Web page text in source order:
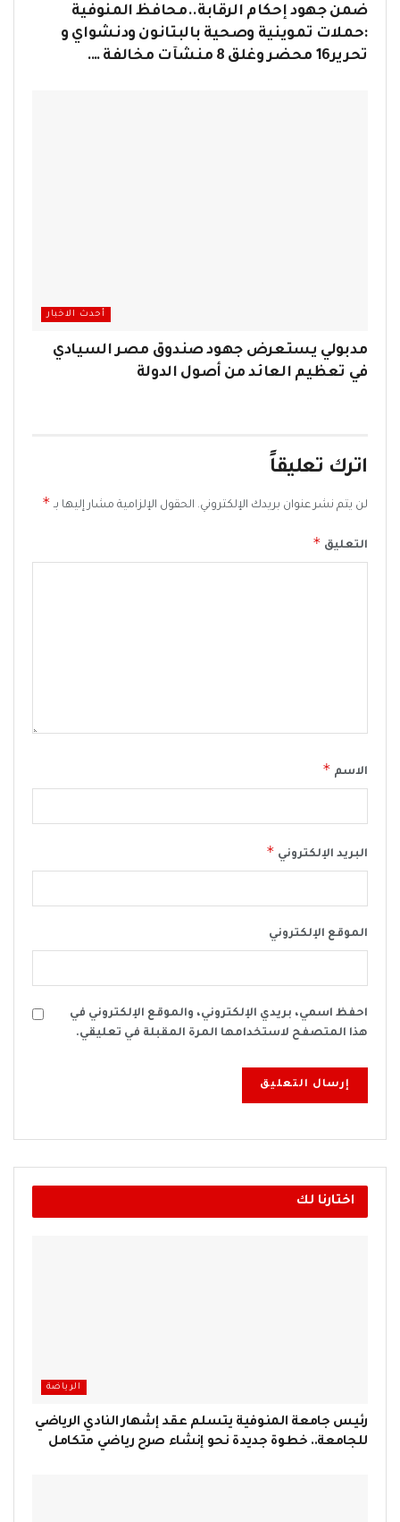
ضمن جهود إحكام الرقابة..محافظ المنوفية
:حملات تموينية وصحية بالبتانون ودنشواي و
تحرير16 محضر وغلق 8 منشآت مخالفة ….
أحدث الاخبار
مدبولي يستعرض جهود صندوق مصر السيادي
في تعظيم العائد من أصول الدولة
اترك تعليقاً
لن يتم نشر عنوان بريدك الإلكتروني. الحقول الإلزامية مشار إليها بـ *
التعليق *
الاسم *
البريد الإلكتروني *
الموقع الإلكتروني
احفظ اسمي، بريدي الإلكتروني، والموقع الإلكتروني في
هذا المتصفح لاستخدامها المرة المقبلة في تعليقي.
اختارنا لك
الرياضة
رئيس جامعة المنوفية يتسلم عقد إشهار النادي الرياضي
للجامعة.. خطوة جديدة نحو إنشاء صرح رياضي متكامل